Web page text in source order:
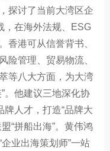
探讨了当前大湾区企
，在海外法规、ESG
香港可从信誉背书、
险管理、贸易物流、
等八大方面，为大湾
。他建议三地深化协
牌人才，打造“品牌大
“拼船出海”。黄伟鸿
业出海策划师”一站